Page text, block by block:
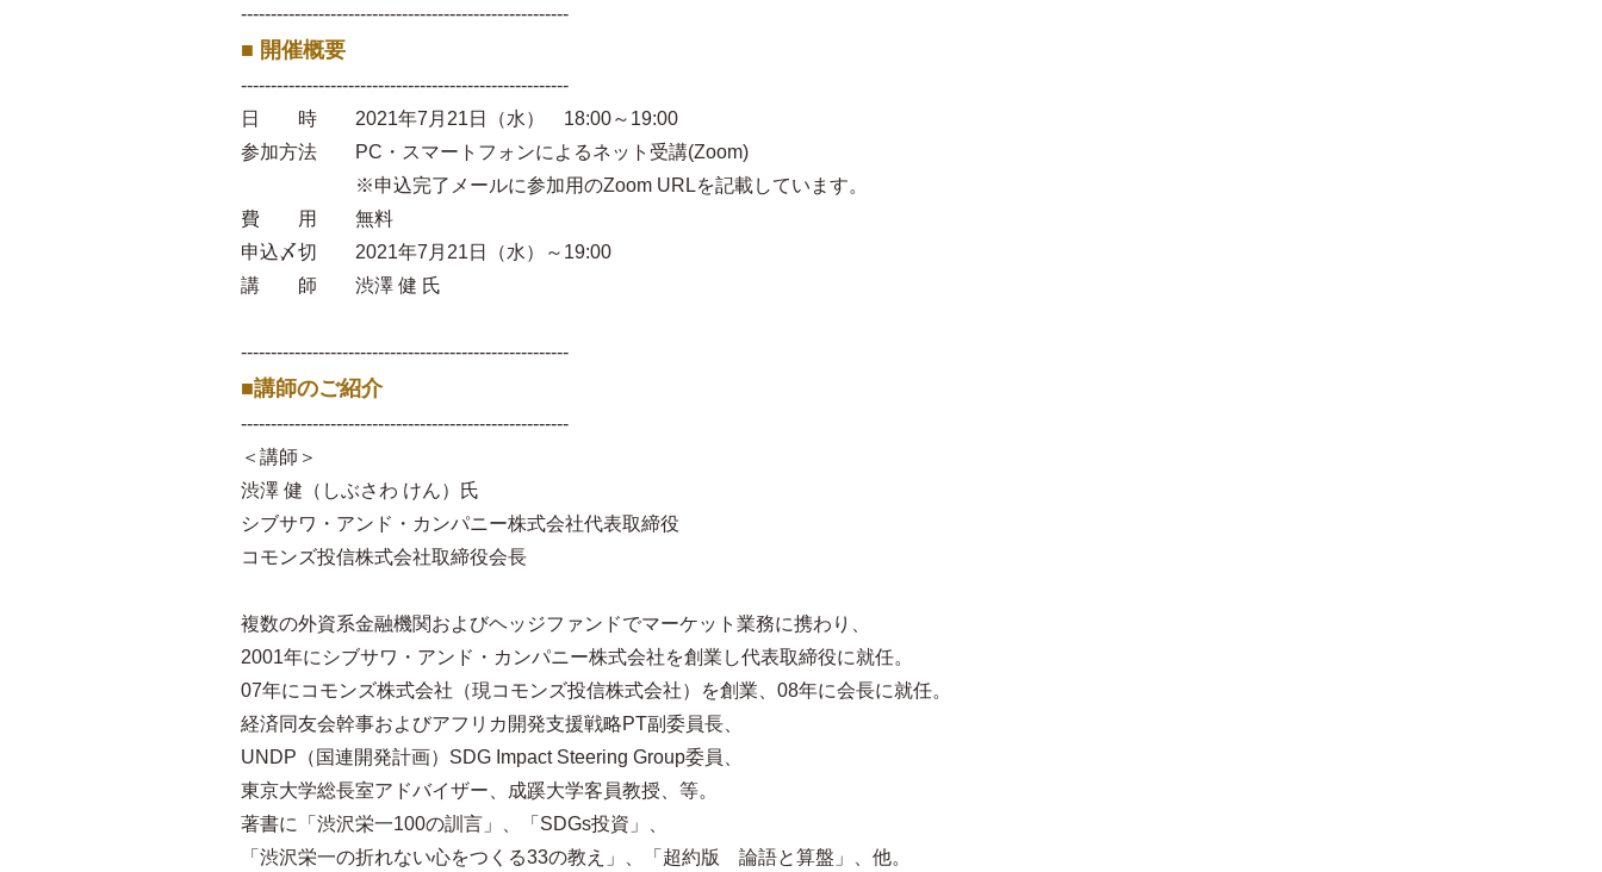
-------------------------------------------------------
■ 開催概要
-------------------------------------------------------
日 時 2021年7月21日（水） 18:00～19:00
参加方法 PC・スマートフォンによるネット受講(Zoom)
※申込完了メールに参加用のZoom URLを記載しています。
費 用 無料
申込〆切 2021年7月21日（水）～19:00
講 師 渋澤 健 氏
-------------------------------------------------------
■講師のご紹介
-------------------------------------------------------
＜講師＞
渋澤 健（しぶさわ けん）氏
シブサワ・アンド・カンパニー株式会社代表取締役
コモンズ投信株式会社取締役会長
複数の外資系金融機関およびヘッジファンドでマーケット業務に携わり、
2001年にシブサワ・アンド・カンパニー株式会社を創業し代表取締役に就任。
07年にコモンズ株式会社（現コモンズ投信株式会社）を創業、08年に会長に就任。
経済同友会幹事およびアフリカ開発支援戦略PT副委員長、
UNDP（国連開発計画）SDG Impact Steering Group委員、
東京大学総長室アドバイザー、成蹊大学客員教授、等。
著書に「渋沢栄一100の訓言」、「SDGs投資」、
「渋沢栄一の折れない心をつくる33の教え」、「超約版 論語と算盤」、他。